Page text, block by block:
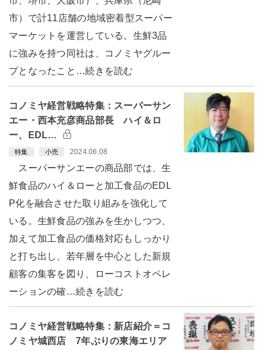
市）で計11店舗の地域密着型スーパー
マーケットを運営している。生鮮3品
に強みを持つ同社は、コノミヤグルー
プとなったこと…続きを読む
コノミヤ経営戦略特集：スーパーサン
エー・西本充彦商品部長 ハイ＆ロ
ー、EDL…
特集 小売 2024.06.08
スーパーサンエーの商品部では、生
鮮食品のハイ＆ローと加工食品のEDL
P化を融合させた取り組みを強化して
いる。生鮮食品の強みを生かしつつ、
加えて加工食品の価格対応もしっかり
と打ち出し、若年層を中心とした新規
顧客の集客を図り、ローコストオペレ
ーションの確…続きを読む
コノミヤ経営戦略特集：新店紹介＝コ
ノミヤ城西店 7年ぶりの東海エリア